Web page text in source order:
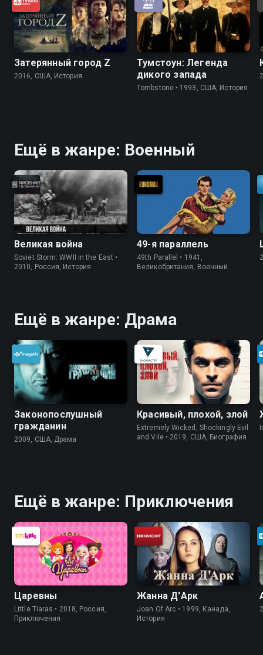
Затерянный город Z
2016, США, История
Тумстоун: Легенда
дикого запада
Tombstone • 1993, США, История
Ещё в жанре: Военный
Великая война
Soviet Storm: WWII in the East •
2010, Россия, История
49-я параллель
49th Parallel • 1941,
Великобритания, Военный
Ещё в жанре: Драма
Законопослушный
гражданин
2009, США, Драма
Красивый, плохой, злой
Extremely Wicked, Shockingly Evil
and Vile • 2019, США, Биография
Ещё в жанре: Приключения
Царевны
Little Tiaras • 2018, Россия,
Приключения
Жанна Д'Арк
Joan Of Arc • 1999, Канада,
История